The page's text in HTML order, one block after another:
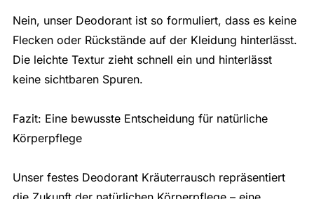
Nein, unser Deodorant ist so formuliert, dass es keine
Flecken oder Rückstände auf der Kleidung hinterlässt.
Die leichte Textur zieht schnell ein und hinterlässt
keine sichtbaren Spuren.
Fazit: Eine bewusste Entscheidung für natürliche
Körperpflege
Unser festes Deodorant Kräuterrausch repräsentiert